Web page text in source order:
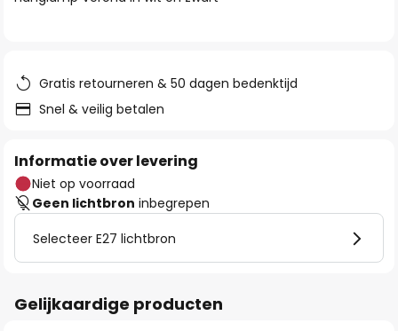
Gratis retourneren & 50 dagen bedenktijd
Snel & veilig betalen
Informatie over levering
Niet op voorraad
Geen lichtbron inbegrepen
Selecteer E27 lichtbron
Gelijkaardige producten